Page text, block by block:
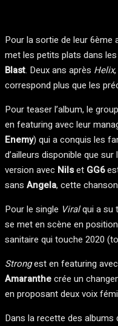
Pour la sortie de leur 6ème
met les petits plats dans
Blast. Deux ans après Helix
correspond plus que les
Pour teaser l’album, le
en featuring avec leur
Enemy) qui a conquis les
d’ailleurs disponible que
version avec Nilset GG6
sans Angela, cette
Pour le single Viralqui a su
se met en scène en
sanitaire qui touche 2020
Strongest en featuring avec
Amaranthecrée un
en proposant deux voix
Dans la recette des albums